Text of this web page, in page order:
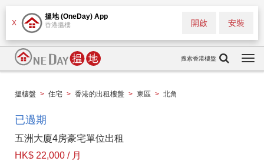
X
搵地 (OneDay) App
香港搵樓 安裝
開啟
搜索香港樓盤
搵樓盤 > 住宅 > 香港的出租樓盤 > 東區 > 北角
已過期
五洲大廈4房豪宅單位出租
HK$ 22,000 / 月